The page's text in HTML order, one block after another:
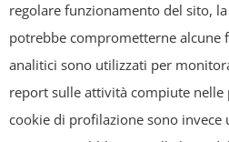
- Tutti i contenuti di questa
grafica ed il layout) sono di proprietà del
Sicilia" e tutelati dal diritto d’autore.
pubblicarli, riscriverli,
parte. Tutti i documenti presenti su
regolare funzionamento del sito,
potrebbe comprometterne alcune
analitici sono utilizzati per
report sulle attività compiute nelle
cookie di profilazione sono invece